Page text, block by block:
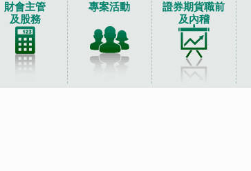
財會主管
及股務
專案活動
證券期貨職前
及內稽